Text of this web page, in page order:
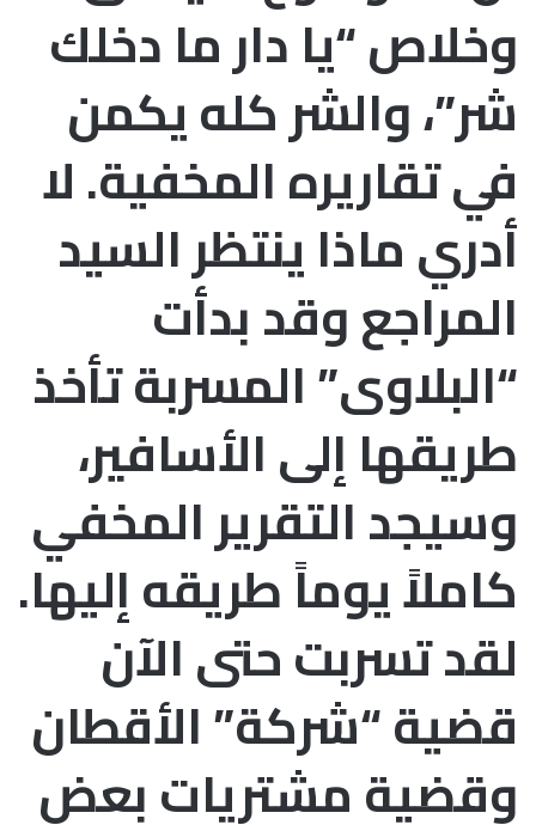
وخلاص “يا دار ما دخلك
شر”، والشر كله يكمن
في تقاريره المخفية. لا
أدري ماذا ينتظر السيد
المراجع وقد بدأت
“البلاوى” المسربة تأخذ
طريقها إلى الأسافير،
وسيجد التقرير المخفي
كاملاً يوماً طريقه إليها.
لقد تسربت حتى الآن
قضية “شركة” الأقطان
وقضية مشتريات بعض